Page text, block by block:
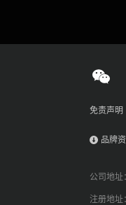
免责声明
品牌
公司地址
注册地址